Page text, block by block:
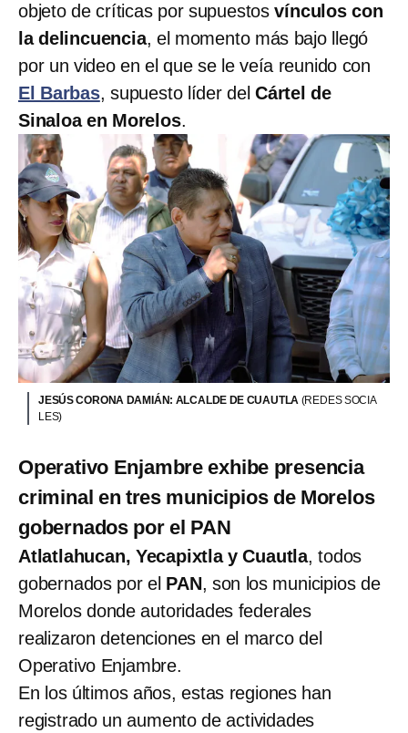
objeto de críticas por supuestosvínculos con
la delincuencia, el momento más bajo llegó
por un video en el que se le veía reunido con
El Barbas, supuesto líder delCártel de
Sinaloa en Morelos.
JESÚS CORONA DAMIÁN: ALCALDE DE CUAUTLA (REDES SOCIA
LES)
Operativo Enjambre exhibe presencia
criminal en tres municipios de Morelos
gobernados por el PAN
Atlatlahucan, Yecapixtla y Cuautla, todos
gobernados por el PAN, son los municipios de
Morelos donde autoridades federales
realizaron detenciones en el marco del
Operativo Enjambre.
En los últimos años, estas regiones han
registrado un aumento de actividades